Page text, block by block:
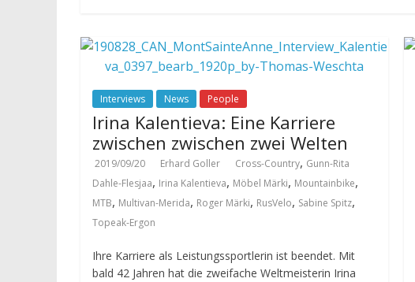
Interviews News People
Irina Kalentieva: Eine Karriere
zwischen zwischen zwei Welten
2019/09/20 Erhard Goller Cross-Country, Gunn-Rita
Dahle-Flesjaa, Irina Kalentieva, Möbel Märki, Mountainbike,
MTB, Multivan-Merida, Roger Märki, RusVelo, Sabine Spitz,
Topeak-Ergon
Ihre Karriere als Leistungssportlerin ist beendet. Mit
bald 42 Jahren hat die zweifache Weltmeisterin Irina